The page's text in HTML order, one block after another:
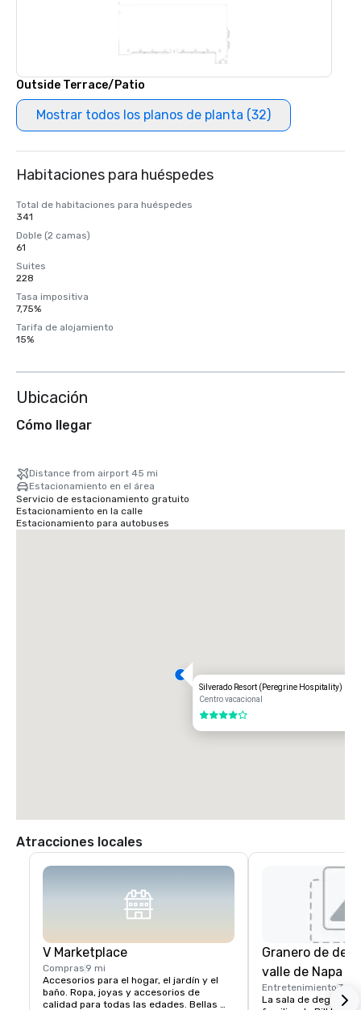
Outside Terrace/Patio
Mostrar todos los planos de planta (32)
Habitaciones para huéspedes
Total de habitaciones para huéspedes
341
Doble (2 camas)
61
Suites
228
Tasa impositiva
7,75%
Tarifa de alojamiento
15%
Ubicación
Cómo llegar
Distance from airport 45 mi
Estacionamiento en el área
Servicio de estacionamiento gratuito
Estacionamiento en la calle
Estacionamiento para autobuses
Silverado Resort (Peregrine Hospitality)
Centro vacacional
4 de 5
Atracciones locales
V Marketplace
Compras 9 mi
Accesorios para el hogar, el jardín y el
baño. Ropa, joyas y accesorios de
calidad para todas las edades. Bellas
Granero de
valle de Napa
Entretenimiento 3
La sala de